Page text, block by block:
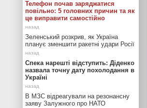
Телефон почав заряджатися
повільно: 5 головних причин та як
це виправити самостійно
Зеленський розкрив, як Україна
планує зменшити ракетні удари Росії
Спека нарешті відступить: Діденко
назвала точну дату похолодання в
Україні
В МЗС відреагували на резонансну
заяву Залужного про НАТО